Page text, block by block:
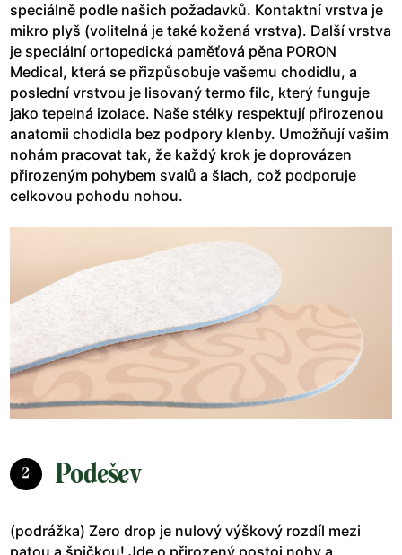
speciálně podle našich požadavků. Kontaktní vrstva je
mikro plyš (volitelná je také kožená vrstva). Další vrstva
je speciální ortopedická paměťová pěna PORON
Medical, která se přizpůsobuje vašemu chodidlu, a
poslední vrstvou je lisovaný termo filc, který funguje
jako tepelná izolace. Naše stélky respektují přirozenou
anatomii chodidla bez podpory klenby. Umožňují vašim
nohám pracovat tak, že každý krok je doprovázen
přirozeným pohybem svalů a šlach, což podporuje
celkovou pohodu nohou.
2 Podešev
(podrážka) Zero drop je nulový výškový rozdíl mezi
patou a špičkou! Jde o přirozený postoj nohy a